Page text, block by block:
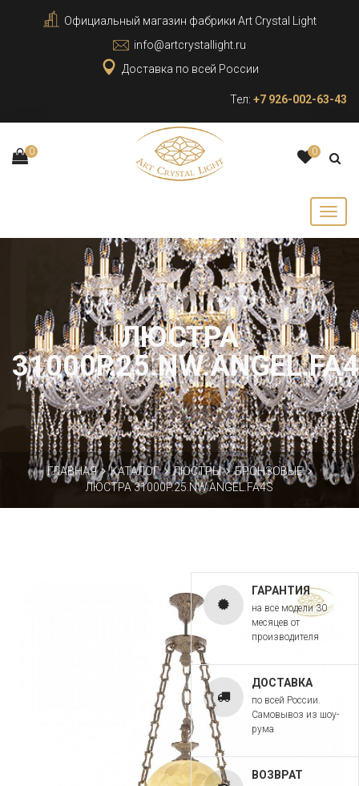
Официальный магазин фабрики Art Crystal Light
info@artcrystallight.ru
Доставка по всей России
Тел: +7 926-002-63-43
0 0
ЛЮСТРА
ГЛАВНАЯ КАТАЛОГ ЛЮСТРЫ
БРОНЗОВЫЕ
ЛЮСТРА 31000P.25.NW.ANGEL.FA4S
ГАРАНТИЯ
на все модели 30
месяцев от
производителя
ДОСТАВКА
по всей России.
Самовывоз из шоу-
рума
ВОЗВРАТ